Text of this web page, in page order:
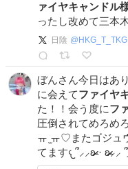
ァイヤキャンドル
ったし改めて三本
日陰 @ HKG_T_TKG
ぼんさん今日はあ
に会えてファイヤ
た！！会う度にフ
圧倒されてめろめ
ㅠ ̫ㅠ♡またゴジュ